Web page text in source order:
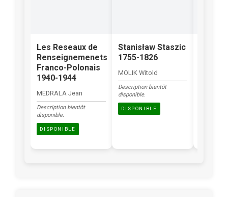
Les Reseaux de
Renseignemenets
Franco-Polonais
1940-1944
MEDRALA Jean
Description bientôt
disponible.
DISPONIBLE
Stanisław Staszic
1755-1826
MOLIK Witold
Description bientôt
disponible.
DISPONIBLE